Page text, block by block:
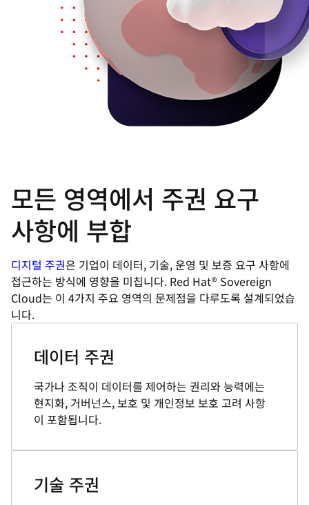
모든 영역에서 주권 요구
사항에 부합
디지털 주권은 기업이 데이터, 기술, 운영 및 보증 요구 사항에
접근하는 방식에 영향을 미칩니다. Red Hat® Sovereign
Cloud는 이 4가지 주요 영역의 문제점을 다루도록 설계되었습
니다.
데이터 주권
국가나 조직이 데이터를 제어하는 권리와 능력에는
현지화, 거버넌스, 보호 및 개인정보 보호 고려 사항
이 포함됩니다.
기술 주권